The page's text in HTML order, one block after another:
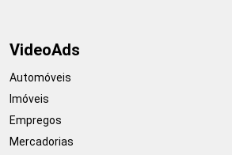
VideoAds
Automóveis
Imóveis
Empregos
Mercadorias